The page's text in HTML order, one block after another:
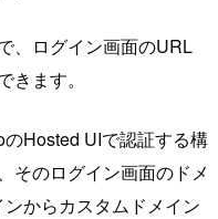
、ログイン画面のURL
ます。
Hosted UIで認証する構
そのログイン画面のドメ
からカスタムドメイン